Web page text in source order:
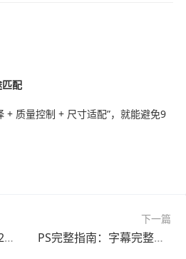
配
+ 质量控制 + 尺寸适配”，就能避免9
PS教程：水印完整教程2026最新版（一看就会）
下一篇
PS完整指南：字幕完整教程2025最新版（零基础入门）